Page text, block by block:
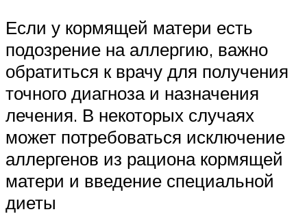
Если у кормящей матери есть
подозрение на аллергию, важно
обратиться к врачу для получения
точного диагноза и назначения
лечения. В некоторых случаях
может потребоваться исключение
аллергенов из рациона кормящей
матери и введение специальной
диеты